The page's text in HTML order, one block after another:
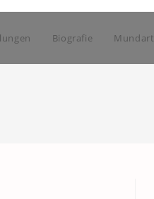
Biografie Mundart